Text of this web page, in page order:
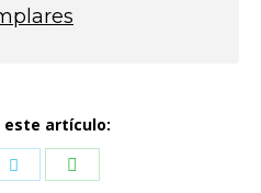
este artículo:
Compartir